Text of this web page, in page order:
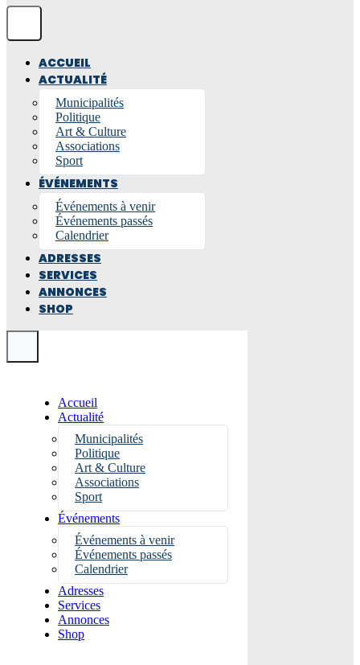
ACCUEIL
ACTUALITÉ
Municipalités
Politique
Art & Culture
Associations
Sport
ÉVÉNEMENTS
Événements à venir
Événements passés
Calendrier
ADRESSES
SERVICES
ANNONCES
SHOP
Accueil
Actualité
Municipalités
Politique
Art & Culture
Associations
Sport
Événements
Événements à venir
Événements passés
Calendrier
Adresses
Services
Annonces
Shop